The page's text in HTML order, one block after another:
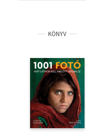
Társadalomtudomány
Természettudomány
Történelem
Vallás
KÖNYV